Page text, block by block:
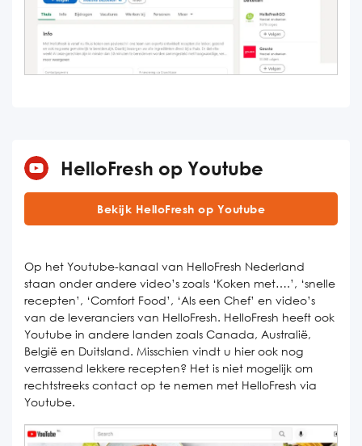
HelloFresh op Youtube
Bekijk HelloFresh op Youtube
Op het Youtube-kanaal van HelloFresh Nederland
staan onder andere video’s zoals ‘Koken met….’, ‘snelle
recepten’, ‘Comfort Food’, ‘Als een Chef’ en video’s
van de leveranciers van HelloFresh. HelloFresh heeft ook
Youtube in andere landen zoals Canada, Australië,
België en Duitsland. Misschien vindt u hier ook nog
verrassend lekkere recepten? Het is niet mogelijk om
rechtstreeks contact op te nemen met HelloFresh via
Youtube.